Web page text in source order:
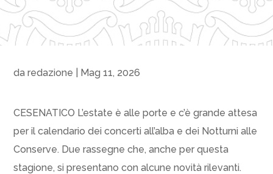
daredazione Mag 11, 2026
CESENATICO L’estate è alle porte e c’è grande attesa
per il calendario dei concerti all’alba e dei Notturni alle
Conserve. Due rassegne che, anche per questa
stagione, si presentano con alcune novità rilevanti.